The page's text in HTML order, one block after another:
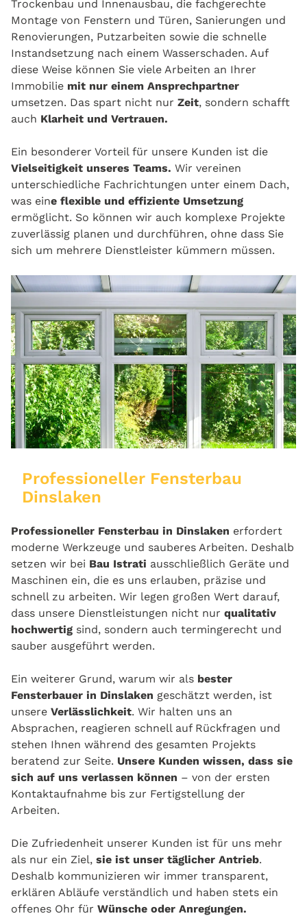
Trockenbau und Innenausbau, die fachgerechte
Montage von Fenstern und Türen, Sanierungen und
Renovierungen, Putzarbeiten sowie die schnelle
Instandsetzung nach einem Wasserschaden. Auf
diese Weise können Sie viele Arbeiten an Ihrer
Immobilie mit nur einem Ansprechpartner
umsetzen. Das spart nicht nur Zeit, sondern schafft
auch Klarheit und Vertrauen.
Ein besonderer Vorteil für unsere Kunden ist die
Vielseitigkeit unseres Teams. Wir vereinen
unterschiedliche Fachrichtungen unter einem Dach,
was eine flexible und effiziente Umsetzung
ermöglicht. So können wir auch komplexe Projekte
zuverlässig planen und durchführen, ohne dass Sie
sich um mehrere Dienstleister kümmern müssen.
Professioneller Fensterbau
Dinslaken
Professioneller Fensterbau in Dinslaken erfordert
moderne Werkzeuge und sauberes Arbeiten. Deshalb
setzen wir bei Bau Istrati ausschließlich Geräte und
Maschinen ein, die es uns erlauben, präzise und
schnell zu arbeiten. Wir legen großen Wert darauf,
dass unsere Dienstleistungen nicht nur qualitativ
hochwertig sind, sondern auch termingerecht und
sauber ausgeführt werden.
Ein weiterer Grund, warum wir als bester
Fensterbauer in Dinslaken geschätzt werden, ist
unsere Verlässlichkeit. Wir halten uns an
Absprachen, reagieren schnell auf Rückfragen und
stehen Ihnen während des gesamten Projekts
beratend zur Seite. Unsere Kunden wissen, dass sie
sich auf uns verlassen können – von der ersten
Kontaktaufnahme bis zur Fertigstellung der
Arbeiten.
Die Zufriedenheit unserer Kunden ist für uns mehr
als nur ein Ziel, sie ist unser täglicher Antrieb.
Deshalb kommunizieren wir immer transparent,
erklären Abläufe verständlich und haben stets ein
offenes Ohr für Wünsche oder Anregungen.